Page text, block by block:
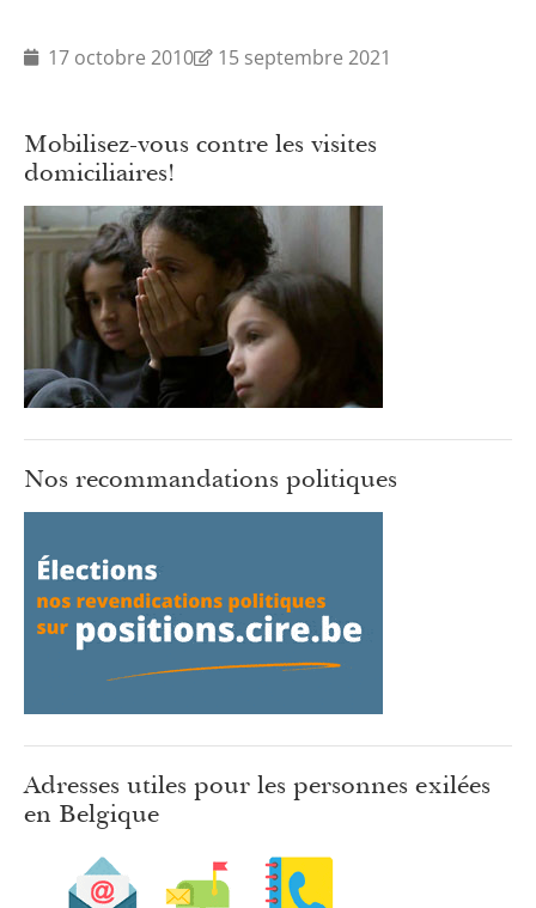
17 octobre 2010 15 septembre 2021
Mobilisez-vous contre les visites
domiciliaires!
Nos recommandations politiques
Adresses utiles pour les personnes exilées
en Belgique